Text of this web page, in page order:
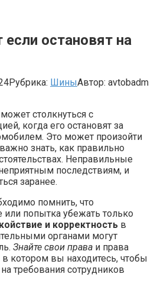
если остановят на
Рубрика: ШиныАвтор: avtobadm
столкнуться с
когда его остановят за
Это может произойти
знать, как правильно
Неправильные
последствиям, и
заранее.
помнить, что
попытка убежать только
и корректность в
органами могут
Знайте свои права и права
котором вы находитесь, чтобы
требования сотрудников